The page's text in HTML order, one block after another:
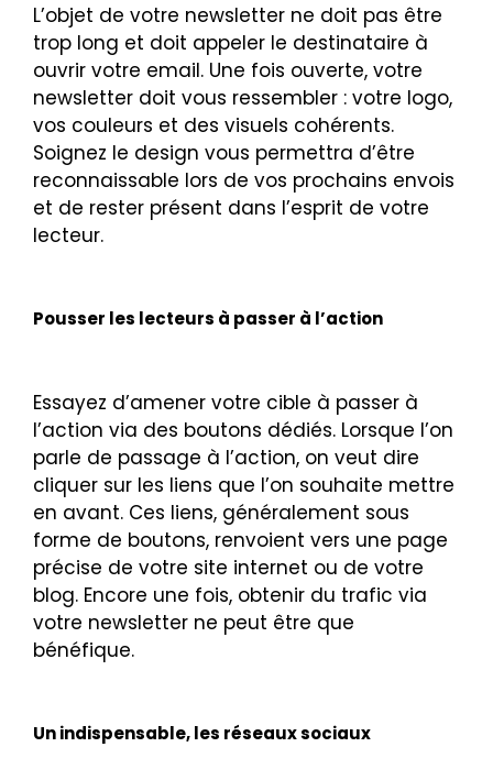
L’objet de votre newsletter ne doit pas être
trop long et doit appeler le destinataire à
ouvrir votre email. Une fois ouverte, votre
newsletter doit vous ressembler : votre logo,
vos couleurs et des visuels cohérents.
Soignez le design vous permettra d’être
reconnaissable lors de vos prochains envois
et de rester présent dans l’esprit de votre
lecteur.
Pousser les lecteurs à passer à l’action
Essayez d’amener votre cible à passer à
l’action via des boutons dédiés. Lorsque l’on
parle de passage à l’action, on veut dire
cliquer sur les liens que l’on souhaite mettre
en avant. Ces liens, généralement sous
forme de boutons, renvoient vers une page
précise de votre site internet ou de votre
blog. Encore une fois, obtenir du trafic via
votre newsletter ne peut être que
bénéfique.
Un indispensable, les réseaux sociaux